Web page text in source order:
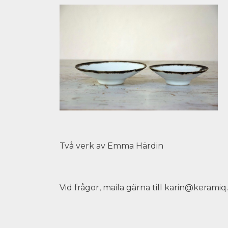
Två verk av Emma Härdin
Vid frågor, maila gärna till